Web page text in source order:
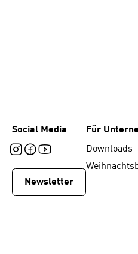
Social Media
Newsletter
Für
Downloads